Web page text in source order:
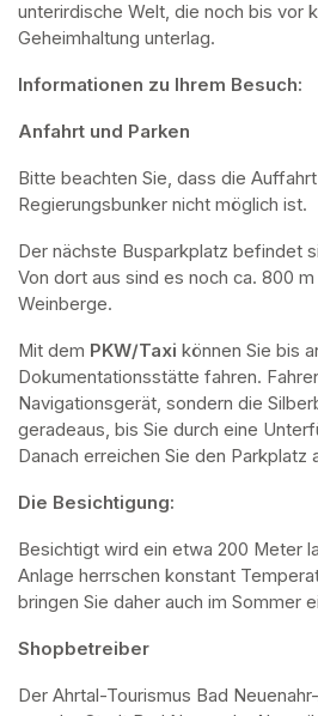
unterirdische Welt, die noch bis vor
Geheimhaltung unterlag.
Informationen zu Ihrem Besuch:
Anfahrt und Parken
Bitte beachten Sie, dass die
Regierungsbunker nicht möglich ist.
Der nächste Busparkplatz befindet
Von dort aus sind es noch ca. 800
Weinberge.
Mit dem PKW/Taxi können Sie bis
Dokumentationsstätte fahren.
Navigationsgerät, sondern die
geradeaus, bis Sie durch eine
Danach erreichen Sie den Parkplatz
Die Besichtigung:
Besichtigt wird ein etwa 200 Meter
Anlage herrschen konstant
bringen Sie daher auch im Sommer
Shopbetreiber
Der Ahrtal-Tourismus Bad